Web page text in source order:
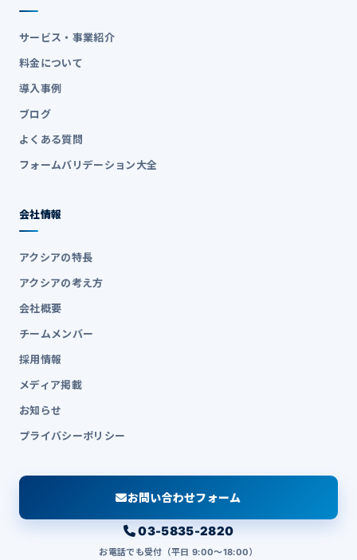
サービス・事業紹介
料金について
導入事例
ブログ
よくある質問
フォームバリデーション大全
会社情報
アクシアの特長
アクシアの考え方
会社概要
チームメンバー
採用情報
メディア掲載
お知らせ
プライバシーポリシー
お問い合わせフォーム
03-5835-2820
お電話でも受付（平日 9:00〜18:00）